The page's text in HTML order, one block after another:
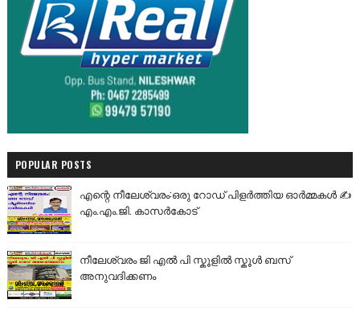
POPULAR POSTS
എന്റെ നീലേശ്വരം:ഒരു റോഡ് പിളർത്തിയ ഓർമ്മകൾ ✍️
എം.എം.ജി. കാസർകോട്
നീലേശ്വരം ജി എൽ പി സ്കൂളിൽ സ്കൂൾ ബസ്
അനുവദിക്കണം